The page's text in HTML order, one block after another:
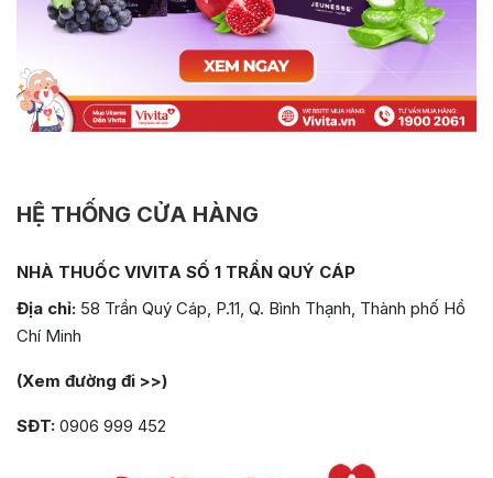
HỆ THỐNG CỬA HÀNG
NHÀ THUỐC VIVITA SỐ 1 TRẦN QUÝ CÁP
Địa chỉ: 58 Trần Quý Cáp, P.11, Q. Bình Thạnh, Thành phố Hồ
Chí Minh
(Xem đường đi >>)
SĐT: 0906 999 452